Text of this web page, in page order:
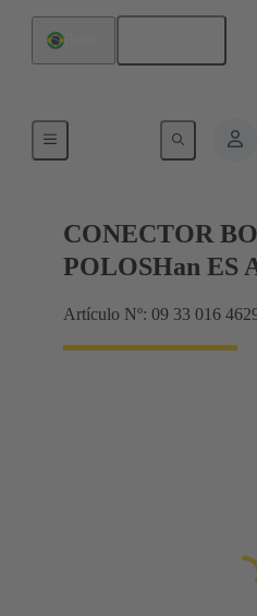
Conector con regletero
CONECTOR
POLOSHan ES
Artículo Nº: 09 33 016